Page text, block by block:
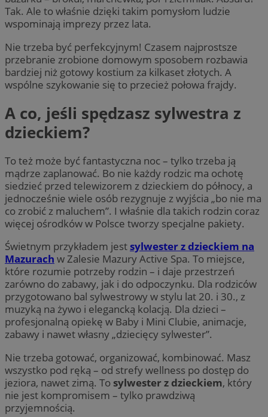
Tak. Ale to właśnie dzięki takim pomysłom ludzie
wspominają imprezy przez lata.
Nie trzeba być perfekcyjnym! Czasem najprostsze
przebranie zrobione domowym sposobem rozbawia
bardziej niż gotowy kostium za kilkaset złotych. A
wspólne szykowanie się to przecież połowa frajdy.
A co, jeśli spędzasz sylwestra z
dzieckiem?
To też może być fantastyczna noc – tylko trzeba ją
mądrze zaplanować. Bo nie każdy rodzic ma ochotę
siedzieć przed telewizorem z dzieckiem do północy, a
jednocześnie wiele osób rezygnuje z wyjścia „bo nie ma
co zrobić z maluchem”. I właśnie dla takich rodzin coraz
więcej ośrodków w Polsce tworzy specjalne pakiety.
Świetnym przykładem jestsylwester z dzieckiem na
Mazurach w Zalesie Mazury Active Spa. To miejsce,
które rozumie potrzeby rodzin – i daje przestrzeń
zarówno do zabawy, jak i do odpoczynku. Dla rodziców
przygotowano bal sylwestrowy w stylu lat 20. i 30., z
muzyką na żywo i elegancką kolacją. Dla dzieci –
profesjonalną opiekę w Baby i Mini Clubie, animacje,
zabawy i nawet własny „dziecięcy sylwester”.
Nie trzeba gotować, organizować, kombinować. Masz
wszystko pod ręką – od strefy wellness po dostęp do
jeziora, nawet zimą. To sylwester z dzieckiem, który
nie jest kompromisem – tylko prawdziwą
przyjemnością.